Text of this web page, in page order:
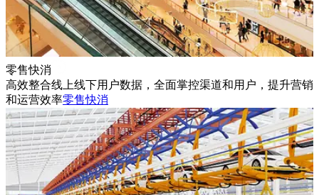
零售快消
高效整合线上线下用户数据，全面掌控渠道和用户，提升营销
和运营效率零售快消